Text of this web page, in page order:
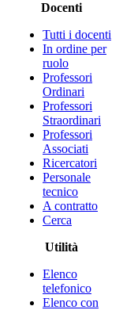
Docenti
Tutti i docenti
In ordine per
ruolo
Professori
Ordinari
Professori
Straordinari
Professori
Associati
Ricercatori
Personale
tecnico
A contratto
Cerca
Utilità
Elenco
telefonico
Elenco con